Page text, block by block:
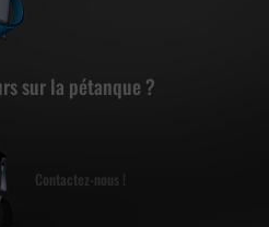
sur la pétanque ?
Contactez-nous !